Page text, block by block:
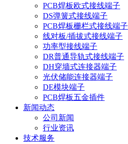
PCB焊板欧式接线端子
DS弹簧式接线端子
PCB焊板栅栏式接线端子
线对板/插拔式接线端子
功率型接线端子
DR普通导轨式接线端子
DH穿墙式连接器端子
光伏储能连接器端子
DE模块端子
PCB焊板五金插件
新闻动态
公司新闻
行业资讯
技术服务